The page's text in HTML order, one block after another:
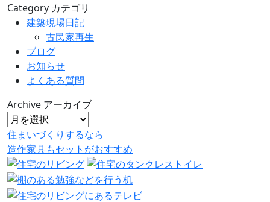
Category カテゴリ
建築現場日記
古民家再生
ブログ
お知らせ
よくある質問
Archive アーカイブ
住まいづくりするなら
造作家具もセット がおすすめ